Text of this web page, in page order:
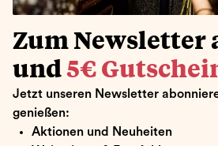
Zum Newsletter
und 5€
Jetzt unseren Newsletter
genießen:
Aktionen und Neuheiten